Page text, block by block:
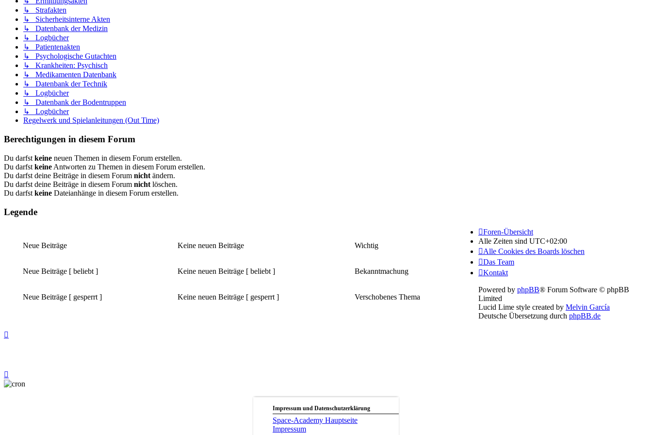
↳ Strafakten
↳ Sicherheitsinterne Akten
↳ Datenbank der Medizin
↳ Logbücher
↳ Patientenakten
↳ Psychologische Gutachten
↳ Krankheiten: Psychisch
↳ Medikamenten Datenbank
↳ Datenbank der Technik
↳ Logbücher
↳ Datenbank der Bodentruppen
↳ Logbücher
Regelwerk und Spielanleitungen (Out Time)
Berechtigungen in diesem Forum
Du darfst keine neuen Themen in diesem Forum erstellen.
Du darfst keine Antworten zu Themen in diesem Forum erstellen.
Du darfst deine Beiträge in diesem Forum nicht ändern.
Du darfst deine Beiträge in diesem Forum nicht löschen.
Du darfst keine Dateianhänge in diesem Forum erstellen.
Legende
Neue Beiträge
Neue Beiträge [ beliebt ]
Neue Beiträge [ gesperrt ]
Keine neuen Beiträge
Keine neuen Beiträge [ beliebt ]
Keine neuen Beiträge [ gesperrt ]
Wichtig
Bekanntmachung
Verschobenes Thema
Foren-Übersicht
Alle Zeiten sind UTC+02:00
Alle Cookies des Boards löschen
Das Team
Kontakt
Powered by phpBB® Forum Software © phpBB
Limited
Lucid Lime style created by Melvin García
Deutsche Übersetzung durch phpBB.de
Impressum und Datenschutzerklärung
Space-Academy Hauptseite
Impressum